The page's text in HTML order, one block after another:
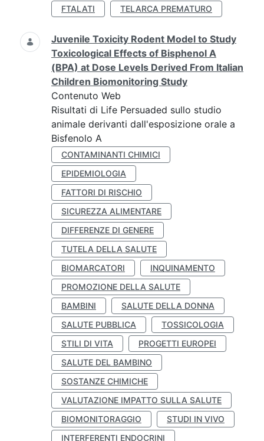
FTALATI
TELARCA PREMATURO
Juvenile Toxicity Rodent Model to Study
Toxicological Effects of Bisphenol A
(BPA) at Dose Levels Derived From Italian
Children Biomonitoring Study
Contenuto Web
Risultati di Life Persuaded sullo studio
animale derivanti dall'esposizione orale a
Bisfenolo A
CONTAMINANTI CHIMICI
EPIDEMIOLOGIA
FATTORI DI RISCHIO
SICUREZZA ALIMENTARE
DIFFERENZE DI GENERE
TUTELA DELLA SALUTE
BIOMARCATORI
INQUINAMENTO
PROMOZIONE DELLA SALUTE
BAMBINI
SALUTE DELLA DONNA
SALUTE PUBBLICA
TOSSICOLOGIA
STILI DI VITA
PROGETTI EUROPEI
SALUTE DEL BAMBINO
SOSTANZE CHIMICHE
VALUTAZIONE IMPATTO SULLA SALUTE
BIOMONITORAGGIO
STUDI IN VIVO
INTERFERENTI ENDOCRINI